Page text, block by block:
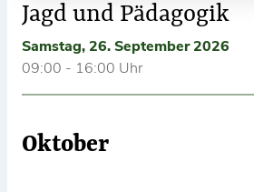
Jagd und Pädagogik
Samstag, 26. September 2026
09:00 - 16:00 Uhr
Oktober